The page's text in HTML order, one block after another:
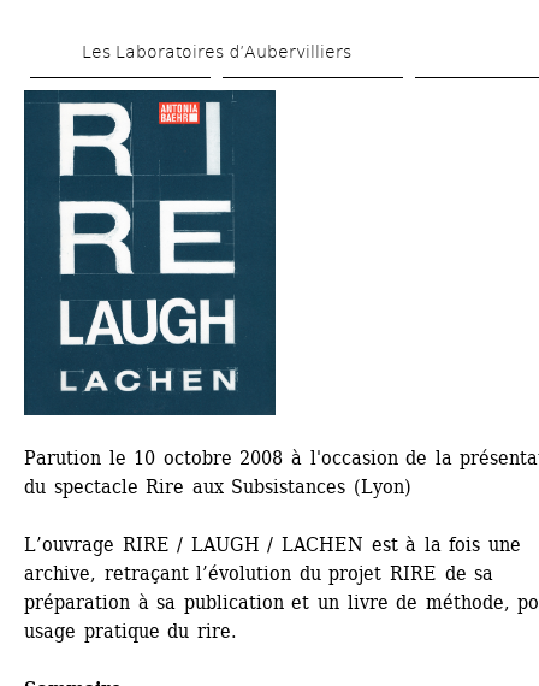
au
contenu
principal
Les Laboratoires d’Aubervilliers
Parution le 10 octobre 2008 à l'occasion de la
du spectacle Rire aux Subsistances (Lyon)
L’ouvrage RIRE / LAUGH / LACHEN est à la fois une
archive, retraçant l’évolution du projet RIRE de sa
préparation à sa publication et un livre de méthode,
usage pratique du rire.